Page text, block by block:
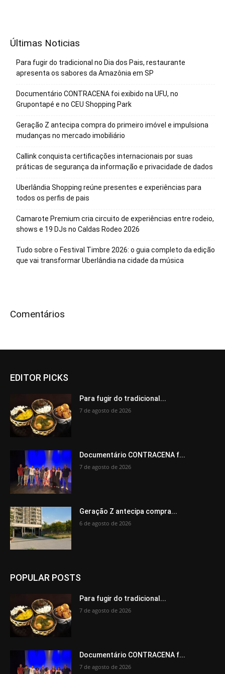
Últimas Noticias
Para fugir do tradicional no Dia dos Pais, restaurante
apresenta os sabores da Amazônia em SP
Documentário CONTRACENA foi exibido na UFU, no
Grupontapé e no CEU Shopping Park
Geração Z antecipa compra do primeiro imóvel e impulsiona
mudanças no mercado imobiliário
Callink conquista certificações internacionais por suas
práticas de segurança da informação e privacidade de dados
Uberlândia Shopping reúne presentes e experiências para
todos os perfis de pais
Camarote Premium cria circuito de experiências entre rodeio,
shows e 19 DJs no Caldas Rodeo 2026
Tudo sobre o Festival Timbre 2026: o guia completo da edição
que vai transformar Uberlândia na cidade da música
Comentários
EDITOR PICKS
Para fugir do tradicional...
7 de agosto de 2026
Documentário CONTRACENA f...
7 de agosto de 2026
Geração Z antecipa compra...
6 de agosto de 2026
POPULAR POSTS
Para fugir do tradicional...
7 de agosto de 2026
Documentário CONTRACENA f...
7 de agosto de 2026